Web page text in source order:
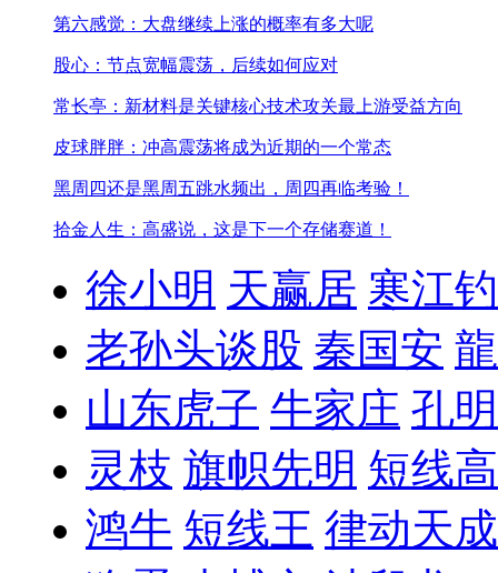
第六感觉：大盘继续上涨的概率有多大呢
股心：节点宽幅震荡，后续如何应对
常长亭：新材料是关键核心技术攻关最上游受益方向
皮球胖胖：冲高震荡将成为近期的一个常态
黑周四还是黑周五跳水频出，周四再临考验！
拾金人生：高盛说，这是下一个存储赛道！
徐小明 天赢居 寒江
老孙头谈股 秦国安
山东虎子 牛家庄 孔
灵枝 旗帜先明 短线
鸿牛 短线王 律动天成